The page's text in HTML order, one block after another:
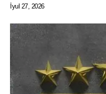
İyul 27, 2026